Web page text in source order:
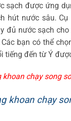
được ứng
hút nước sâu.
đủ nước sạch
bạn có thể
tiếng đến từ Ý
chạy song
khoan chạy